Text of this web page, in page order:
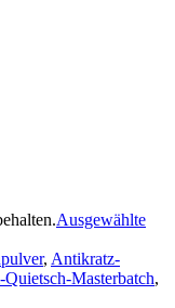
Ausgewählte
, Antikratz-
Masterbatch,